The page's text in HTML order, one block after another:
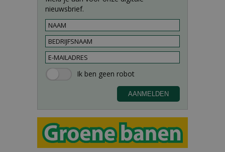
nieuwsbrief.